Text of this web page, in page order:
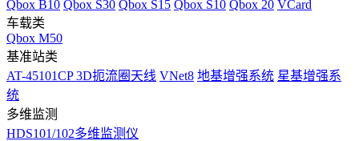
Qbox B10 Qbox S30 Qbox S15 Qbox S10 Qbox 20 VCard
车载类
Qbox M50
基准站类
AT-45101CP 3D扼流圈天线 VNet8 地基增强系统 星基增强系
统
多维监测
HDS101/102多维监测仪